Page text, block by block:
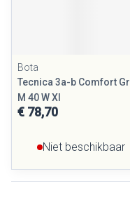
Bota
Tecnica 3a-b Comfort
M 40 W Xl
€ 78,70
Niet beschikbaar